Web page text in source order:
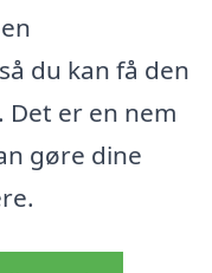
du kan få den
er en nem
gøre dine